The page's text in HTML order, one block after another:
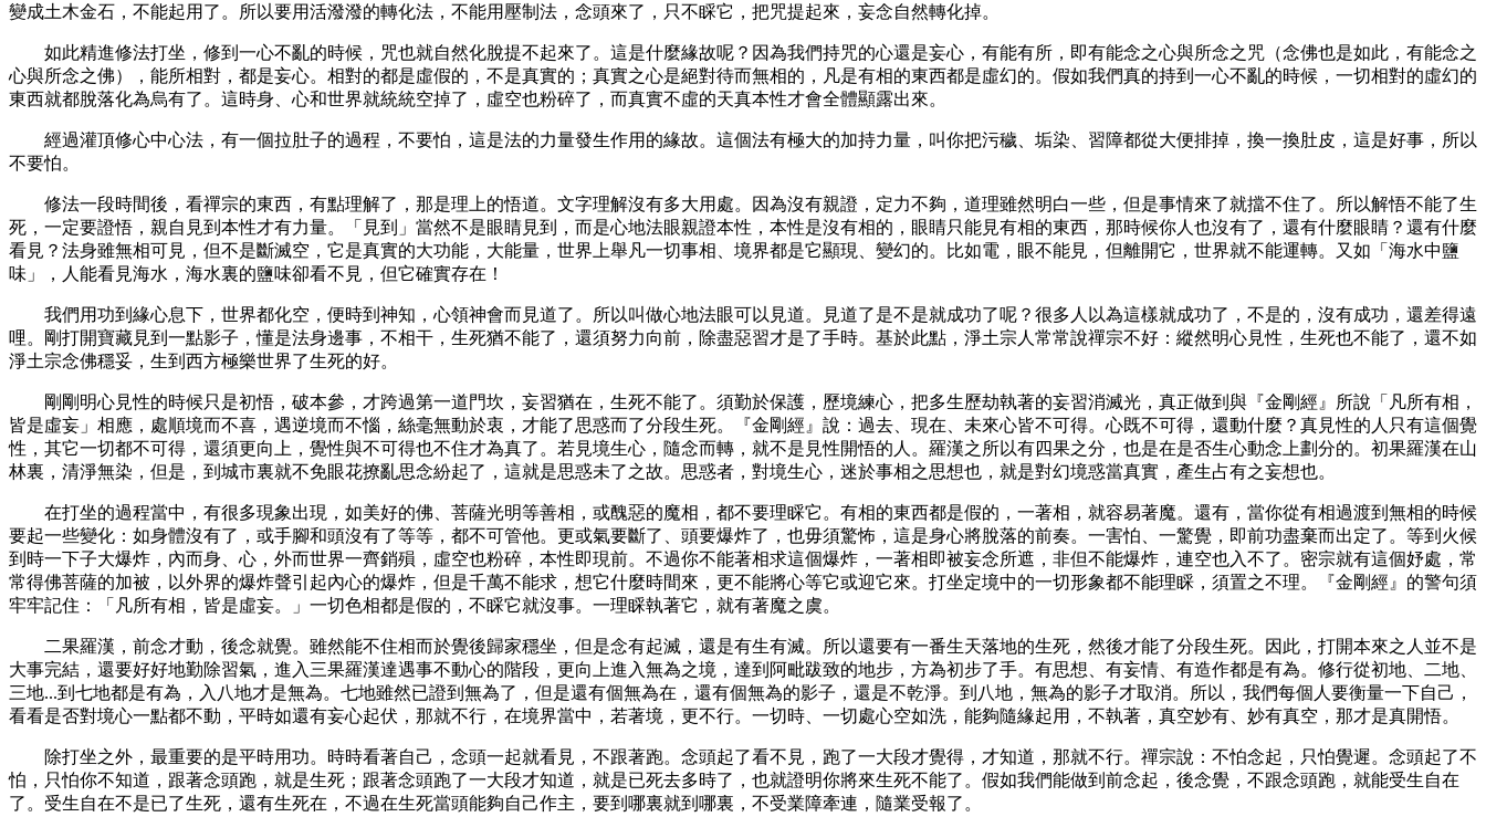
變成土木金石，不能起用了。所以要用活潑潑的轉化法，不能用壓制法，念頭來了，只不睬它，把咒提起來，妄念自然轉化掉。
如此精進修法打坐，修到一心不亂的時候，咒也就自然化脫提不起來了。這是什麼緣故呢？因為我們持咒的心還是妄心，有能有所，即有能念之心與所念之咒（念佛也是如此，有能念之
心與所念之佛），能所相對，都是妄心。相對的都是虛假的，不是真實的；真實之心是絕對待而無相的，凡是有相的東西都是虛幻的。假如我們真的持到一心不亂的時候，一切相對的虛幻的
東西就都脫落化為烏有了。這時身、心和世界就統統空掉了，虛空也粉碎了，而真實不虛的天真本性才會全體顯露出來。
經過灌頂修心中心法，有一個拉肚子的過程，不要怕，這是法的力量發生作用的緣故。這個法有極大的加持力量，叫你把污穢、垢染、習障都從大便排掉，換一換肚皮，這是好事，所以
不要怕。
修法一段時間後，看禪宗的東西，有點理解了，那是理上的悟道。文字理解沒有多大用處。因為沒有親證，定力不夠，道理雖然明白一些，但是事情來了就擋不住了。所以解悟不能了生
死，一定要證悟，親自見到本性才有力量。「見到」當然不是眼睛見到，而是心地法眼親證本性，本性是沒有相的，眼睛只能見有相的東西，那時候你人也沒有了，還有什麼眼睛？還有什麼
看見？法身雖無相可見，但不是斷滅空，它是真實的大功能，大能量，世界上舉凡一切事相、境界都是它顯現、變幻的。比如電，眼不能見，但離開它，世界就不能運轉。又如「海水中鹽
味」，人能看見海水，海水裏的鹽味卻看不見，但它確實存在！
我們用功到緣心息下，世界都化空，便時到神知，心領神會而見道了。所以叫做心地法眼可以見道。見道了是不是就成功了呢？很多人以為這樣就成功了，不是的，沒有成功，還差得遠
哩。剛打開寶藏見到一點影子，懂是法身邊事，不相干，生死猶不能了，還須努力向前，除盡惡習才是了手時。基於此點，淨土宗人常常說禪宗不好：縱然明心見性，生死也不能了，還不如
淨土宗念佛穩妥，生到西方極樂世界了生死的好。
剛剛明心見性的時候只是初悟，破本參，才跨過第一道門坎，妄習猶在，生死不能了。須勤於保護，歷境練心，把多生歷劫執著的妄習消滅光，真正做到與『金剛經』所說「凡所有相，
皆是虛妄」相應，處順境而不喜，遇逆境而不惱，絲毫無動於衷，才能了思惑而了分段生死。『金剛經』說：過去、現在、未來心皆不可得。心既不可得，還動什麼？真見性的人只有這個覺
性，其它一切都不可得，還須更向上，覺性與不可得也不住才為真了。若見境生心，隨念而轉，就不是見性開悟的人。羅漢之所以有四果之分，也是在是否生心動念上劃分的。初果羅漢在山
林裏，清淨無染，但是，到城市裏就不免眼花撩亂思念紛起了，這就是思惑未了之故。思惑者，對境生心，迷於事相之思想也，就是對幻境惑當真實，產生占有之妄想也。
在打坐的過程當中，有很多現象出現，如美好的佛、菩薩光明等善相，或醜惡的魔相，都不要理睬它。有相的東西都是假的，一著相，就容易著魔。還有，當你從有相過渡到無相的時候
要起一些變化：如身體沒有了，或手腳和頭沒有了等等，都不可管他。更或氣要斷了、頭要爆炸了，也毋須驚怖，這是身心將脫落的前奏。一害怕、一驚覺，即前功盡棄而出定了。等到火候
到時一下子大爆炸，內而身、心，外而世界一齊銷殞，虛空也粉碎，本性即現前。不過你不能著相求這個爆炸，一著相即被妄念所遮，非但不能爆炸，連空也入不了。密宗就有這個妤處，常
常得佛菩薩的加被，以外界的爆炸聲引起內心的爆炸，但是千萬不能求，想它什麼時間來，更不能將心等它或迎它來。打坐定境中的一切形象都不能理睬，須置之不理。『金剛經』的警句須
牢牢記住：「凡所有相，皆是虛妄。」一切色相都是假的，不睬它就沒事。一理睬執著它，就有著魔之虞。
二果羅漢，前念才動，後念就覺。雖然能不住相而於覺後歸家穩坐，但是念有起滅，還是有生有滅。所以還要有一番生天落地的生死，然後才能了分段生死。因此，打開本來之人並不是
大事完結，還要好好地勤除習氣，進入三果羅漢達遇事不動心的階段，更向上進入無為之境，達到阿毗跋致的地步，方為初步了手。有思想、有妄情、有造作都是有為。修行從初地、二地、
三地...到七地都是有為，入八地才是無為。七地雖然已證到無為了，但是還有個無為在，還有個無為的影子，還是不乾淨。到八地，無為的影子才取消。所以，我們每個人要衡量一下自己，
看看是否對境心一點都不動，平時如還有妄心起伏，那就不行，在境界當中，若著境，更不行。一切時、一切處心空如洗，能夠隨緣起用，不執著，真空妙有、妙有真空，那才是真開悟。
除打坐之外，最重要的是平時用功。時時看著自己，念頭一起就看見，不跟著跑。念頭起了看不見，跑了一大段才覺得，才知道，那就不行。禪宗說：不怕念起，只怕覺遲。念頭起了不
怕，只怕你不知道，跟著念頭跑，就是生死；跟著念頭跑了一大段才知道，就是已死去多時了，也就證明你將來生死不能了。假如我們能做到前念起，後念覺，不跟念頭跑，就能受生自在
了。受生自在不是已了生死，還有生死在，不過在生死當頭能夠自己作主，要到哪裏就到哪裏，不受業障牽連，隨業受報了。